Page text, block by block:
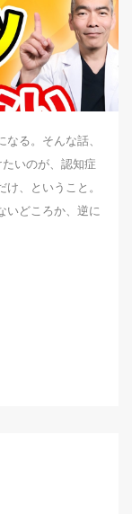
る。そんな話、
いのが、認知症
、ということ。
いどころか、逆に